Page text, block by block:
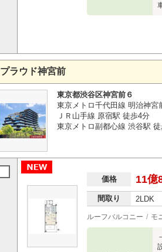
プラウド神宮前
東京都渋谷区神宮前６
東京メトロ千代田線 明治神宮
ＪＲ山手線 原宿駅 徒歩4分
東京メトロ副都心線 渋谷駅 徒
価格 11億
間取り 2LDK
ルーフバルコニー モ